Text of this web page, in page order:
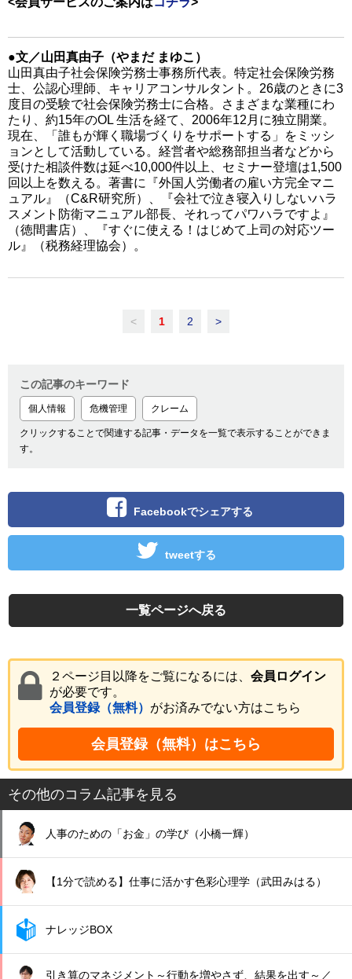
●文／山田真由子（やまだ まゆこ）
山田真由子社会保険労務士事務所代表。特定社会保険労務
士、公認心理師、キャリアコンサルタント。26歳のときに3
度目の受験で社会保険労務士に合格。さまざまな業種にわ
たり、約15年のOL 生活を経て、2006年12月に独立開業。
現在、「誰もが輝く職場づくりをサポートする」をミッシ
ョンとして活動している。経営者や総務部担当者などから
受けた相談件数は延べ10,000件以上、セミナー登壇は1,500
回以上を数える。著書に『外国人労働者の雇い方完全マニ
ュアル』（C&R研究所）、『会社で泣き寝入りしないハラ
スメント防衛マニュアル部長、それってパワハラですよ』
（徳間書店）、『すぐに使える！はじめて上司の対応ツー
ル』（税務経理協会）。
< 1 2 >
この記事のキーワード
個人情報 危機管理 クレーム
クリックすることで関連する記事・データを一覧で表示することができま
す。
Facebookでシェアする
tweetする
一覧ページへ戻る
２ページ目以降をご覧になるには、 会員ログイン
が必要です。
会員登録（無料） がお済みでない方はこちら
会員登録（無料）はこちら
その他のコラム記事を見る
人事のための「お金」の学び（小橋一輝）
【1分で読める】仕事に活かす色彩心理学（武田みはる）
ナレッジBOX
引き算のマネジメント～行動を増やさず、結果を出す～／